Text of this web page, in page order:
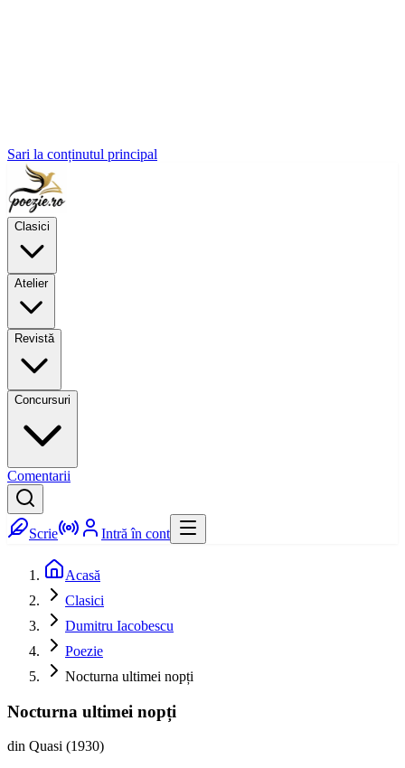
Sari la conținutul principal
Clasici
Atelier
Revistă
Concursuri
Comentarii
Scrie Intră în cont
Acasă
Clasici
Dumitru Iacobescu
Poezie
Nocturna ultimei nopți
Nocturna ultimei nopți
din Quasi (1930)